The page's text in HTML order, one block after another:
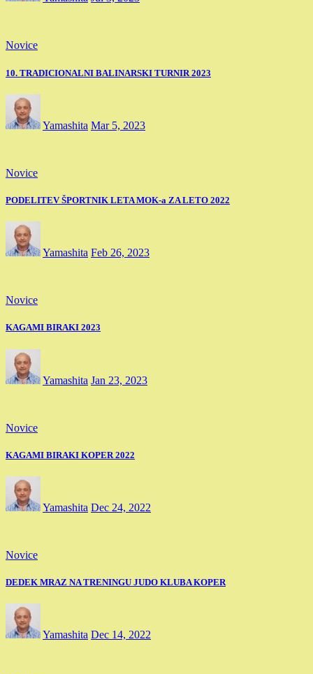
Novice
10. TRADICIONALNI BALINARSKI TURNIR 2023
Yamashita Mar 5, 2023
Novice
PODELITEV ŠPORTNIK LETA MOK-a ZA LETO 2022
Yamashita Feb 26, 2023
Novice
KAGAMI BIRAKI 2023
Yamashita Jan 23, 2023
Novice
KAGAMI BIRAKI KOPER 2022
Yamashita Dec 24, 2022
Novice
DEDEK MRAZ NA TRENINGU JUDO KLUBA KOPER
Yamashita Dec 14, 2022